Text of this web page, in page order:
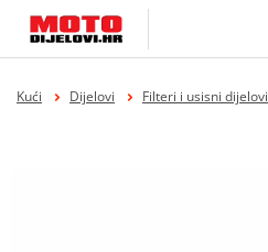
Kući Dijelovi Filteri i usisni dijelovi